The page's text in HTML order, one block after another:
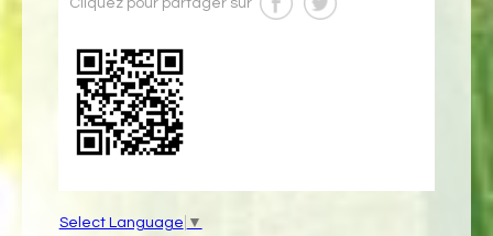
Cliquez pour partager sur
Select Language ▼